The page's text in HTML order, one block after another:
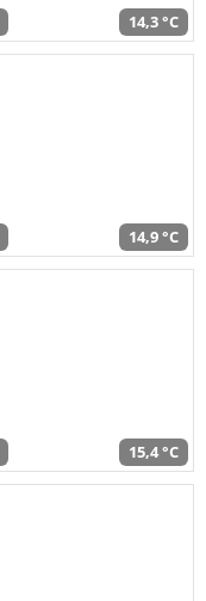
14,3 °C
14,9 °C
15,4 °C